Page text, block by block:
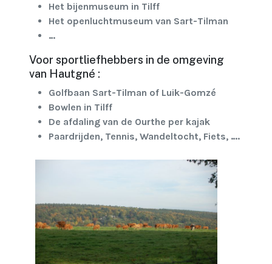
Het bijenmuseum in Tilff
Het openluchtmuseum van Sart-Tilman
…
Voor sportliefhebbers in de omgeving
van Hautgné :
Golfbaan Sart-Tilman of Luik-Gomzé
Bowlen in Tilff
De afdaling van de Ourthe per kajak
Paardrijden, Tennis, Wandeltocht, Fiets, ….